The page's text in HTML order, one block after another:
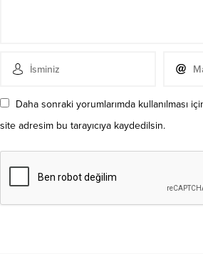
Daha sonraki yorumlarımda kullanılması
site adresim bu tarayıcıya kaydedilsin.